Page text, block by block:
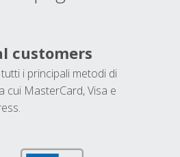
customers
i principali metodi di
cui MasterCard, Visa e